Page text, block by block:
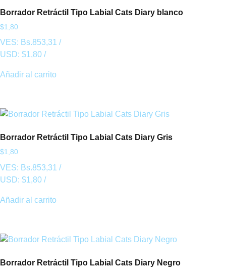
Borrador Retráctil Tipo Labial Cats Diary blanco
$1,80
VES: Bs.853,31 /
USD: $1,80 /
Añadir al carrito
Borrador Retráctil Tipo Labial Cats Diary Gris
$1,80
VES: Bs.853,31 /
USD: $1,80 /
Añadir al carrito
Borrador Retráctil Tipo Labial Cats Diary Negro